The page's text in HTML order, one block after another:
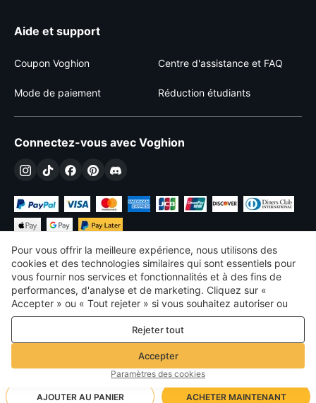
AJOUTER AU PANIER ACHETER MAINTENANT
Aide et support
Coupon Voghion Centre d'assistance et FAQ
Mode de paiement Réduction étudiants
Connectez-vous avec Voghion
€ EUR France
©2026 Voghion
termes et conditions
Politique de confidentialité et de cookies
Règles communautaires
Pour vous offrir la meilleure expérience, nous utilisons des
cookies et des technologies similaires qui sont essentiels pour
vous fournir nos services et fonctionnalités et à des fins de
performances, d'analyse et de marketing. Cliquez sur «
Accepter » ou « Tout rejeter » si vous souhaitez autoriser ou
refuser tout. cookies à des fins de performance, d’analyse et
de marketing. Pour plus de détails, consultez notre
confidentialité et de cookies
Rejeter tout
Accepter
Paramètres des cookies